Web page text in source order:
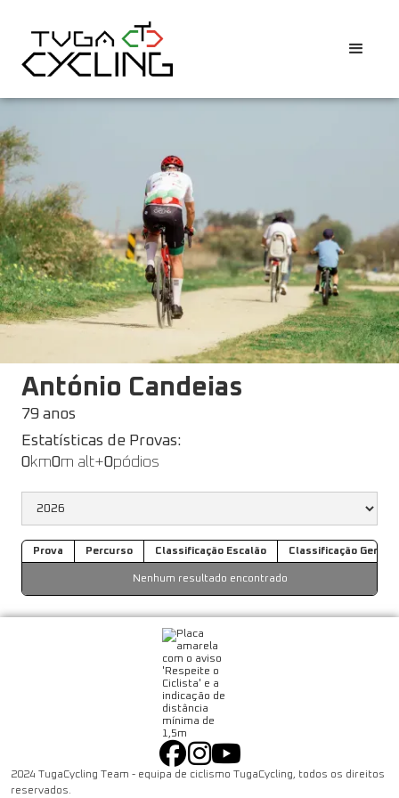
António Candeias
79 anos
Estatísticas de Provas:
0km0m alt+0pódios
Prova Percurso Classificação Escalão Classificação Geral
Nenhum resultado encontrado
2024 TugaCycling Team - equipa de ciclismo TugaCycling, todos os direitos
reservados.